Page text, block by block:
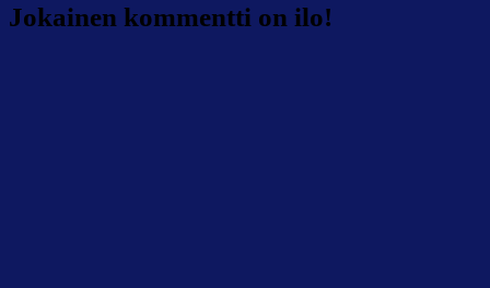
Jokainen kommentti on ilo!